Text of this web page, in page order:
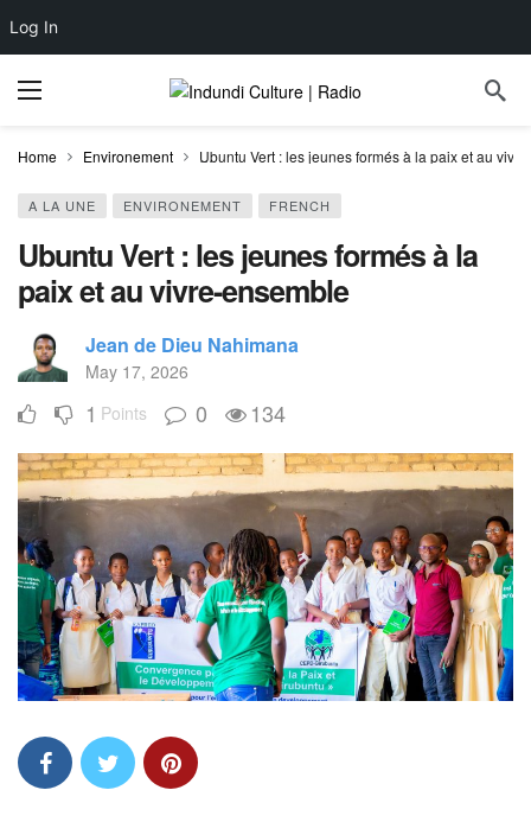
Log In
Home Environement Ubuntu Vert : les jeunes formés à la paix et au
A LA UNE ENVIRONEMENT FRENCH
Ubuntu Vert : les jeunes formés à la
paix et au vivre-ensemble
Jean de Dieu Nahimana
May 17, 2026
1 Points 0 134